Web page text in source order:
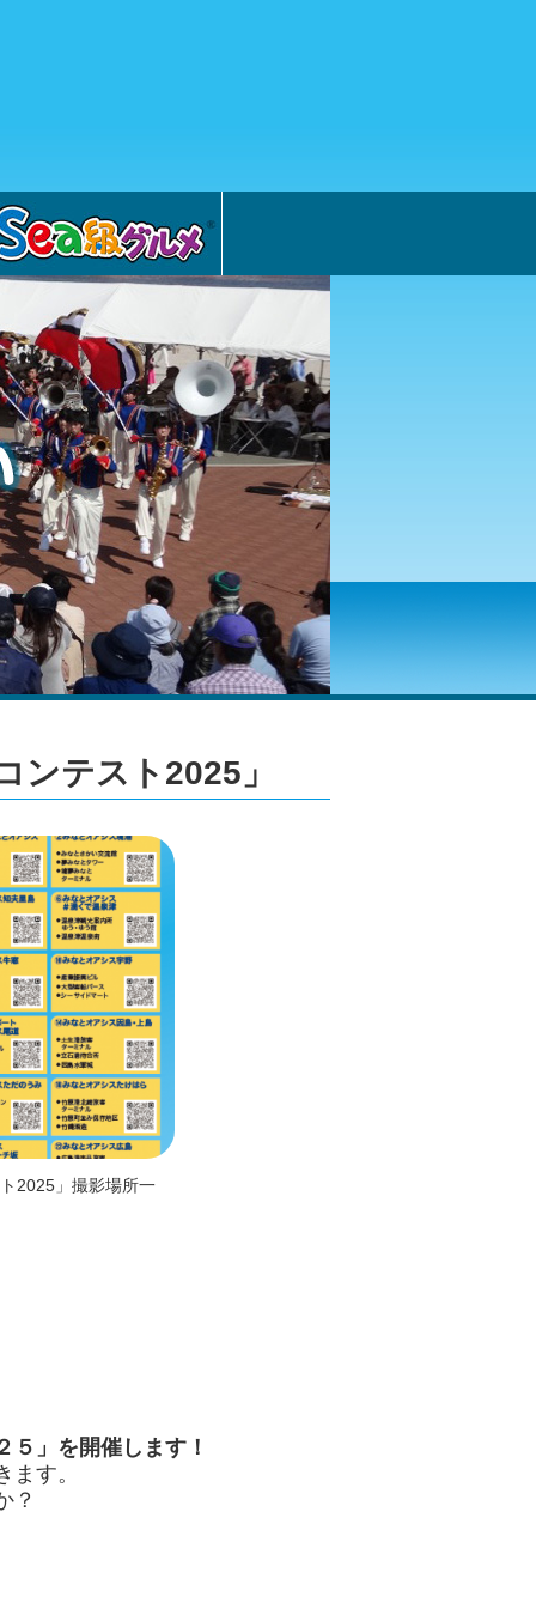
ンテスト2025」
2025」撮影場所一
」を開催します！
す。
？